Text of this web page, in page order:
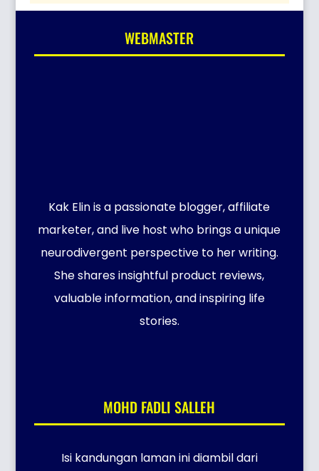
WEBMASTER
Kak Elin is a passionate blogger, affiliate
marketer, and live host who brings a unique
neurodivergent perspective to her writing.
She shares insightful product reviews,
valuable information, and inspiring life
stories.
MOHD FADLI SALLEH
Isi kandungan laman ini diambil dari